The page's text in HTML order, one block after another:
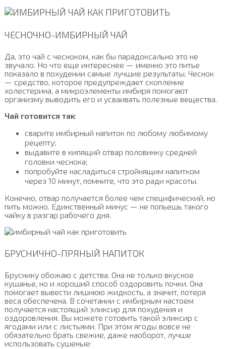
ЧЕСНОЧНО-ИМБИРНЫЙ ЧАЙ
Да, это чай с чесноком, как бы парадоксально это не
звучало. Но что еще интереснее — именно это питье
показало в похудении самые лучшие результаты. Чеснок
— средство, которое предупреждает скопление
холестерина, а микроэлементы имбиря помогают
организму выводить его и усваивать полезные вещества.
Чай готовится так:
сварите имбирный напиток по любому любимому
рецепту;
выдавите в кипящий отвар половинку средней
головки чеснока;
попробуйте насладиться стройнящим напитком
через 10 минут, помните, что это ради красоты.
Конечно, отвар получается более чем специфический, но
пить можно. Единственный минус — не попьешь такого
чайку в разгар рабочего дня.
БРУСНИЧНО-ПРЯНЫЙ НАПИТОК
Бруснику обожаю с детства. Она не только вкусное
кушанье, но и хороший способ оздоровить почки. Она
помогает вывести лишнюю жидкость, а значит, потеря
веса обеспечена. В сочетании с имбирным настоем
получается настоящий эликсир для похудения и
оздоровления. Вы можете готовить такой эликсир с
ягодами или с листьями. При этом ягоды вовсе не
обязательно брать свежие, даже наоборот, лучше
использовать сушеные: